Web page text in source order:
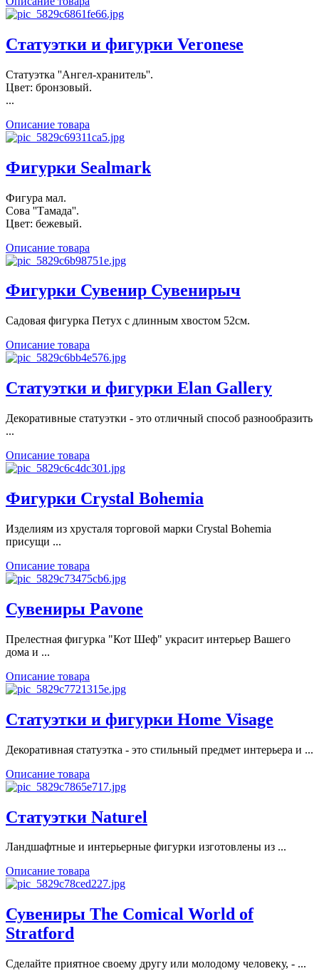
Статуэтки и фигурки Veronese
Статуэтка ''Ангел-хранитель''.
Цвет: бронзовый.
...
Описание товара
Фигурки Sealmark
Фигура мал.
Сова ''Тамада''.
Цвет: бежевый.
Описание товара
Фигурки Сувенир Сувенирыч
Садовая фигурка Петух с длинным хвостом 52см.
Описание товара
Статуэтки и фигурки Elan Gallery
Декоративные статуэтки - это отличный способ разнообразить
...
Описание товара
Фигурки Crystal Bohemia
Изделиям из хрусталя торговой марки Crystal Bohemia
присущи ...
Описание товара
Сувениры Pavone
Прелестная фигурка "Кот Шеф" украсит интерьер Вашего
дома и ...
Описание товара
Статуэтки и фигурки Home Visage
Декоративная статуэтка - это стильный предмет интерьера и ...
Описание товара
Статуэтки Naturel
Ландшафтные и интерьерные фигурки изготовлены из ...
Описание товара
Сувениры The Comical World of
Stratford
Сделайте приятное своему другу или молодому человеку, - ...